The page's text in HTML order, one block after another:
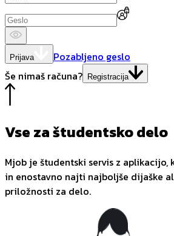
Prijava
Pozabljeno geslo
Še nimaš računa? Registracija
Vse za študentsko delo
Mjob je študentski servis z
in enostavno najti najboljše dijaške
priložnosti za delo.